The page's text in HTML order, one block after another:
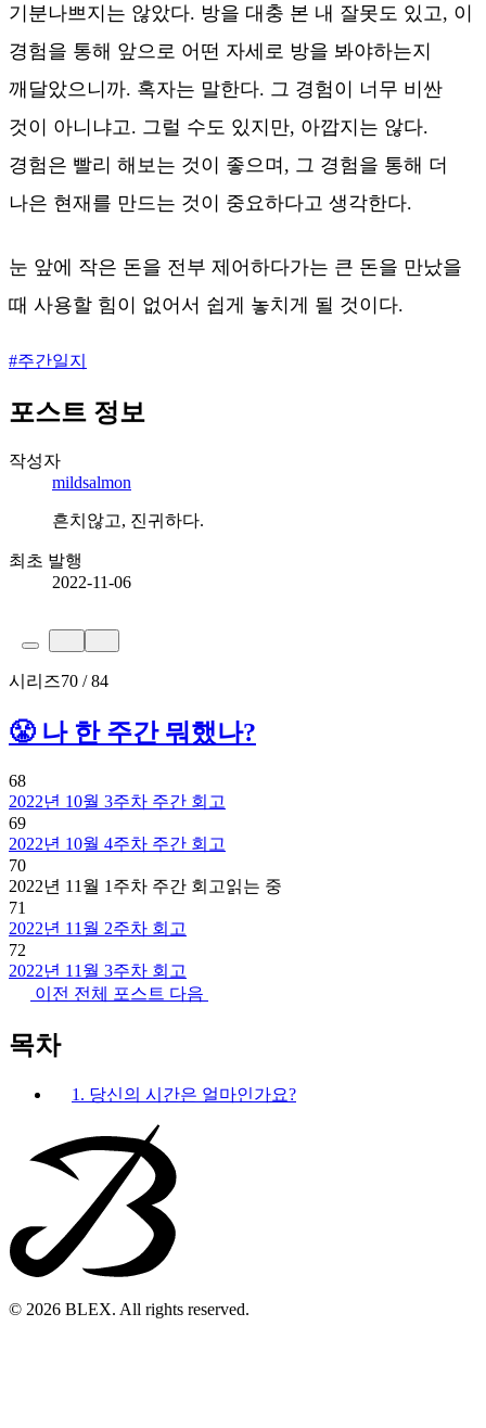
기분나쁘지는 않았다. 방을 대충 본 내 잘못도 있고, 이
경험을 통해 앞으로 어떤 자세로 방을 봐야하는지
깨달았으니까. 혹자는 말한다. 그 경험이 너무 비싼
것이 아니냐고. 그럴 수도 있지만, 아깝지는 않다.
경험은 빨리 해보는 것이 좋으며, 그 경험을 통해 더
나은 현재를 만드는 것이 중요하다고 생각한다.
눈 앞에 작은 돈을 전부 제어하다가는 큰 돈을 만났을
때 사용할 힘이 없어서 쉽게 놓치게 될 것이다.
#주간일지
포스트 정보
작성자
mildsalmon
흔치않고, 진귀하다.
최초 발행
2022-11-06
시리즈70 / 84
😤 나 한 주간 뭐했나?
68
2022년 10월 3주차 주간 회고
69
2022년 10월 4주차 주간 회고
70
2022년 11월 1주차 주간 회고읽는 중
71
2022년 11월 2주차 회고
72
2022년 11월 3주차 회고
이전 전체 포스트 다음
목차
1. 당신의 시간은 얼마인가요?
© 2026 BLEX. All rights reserved.